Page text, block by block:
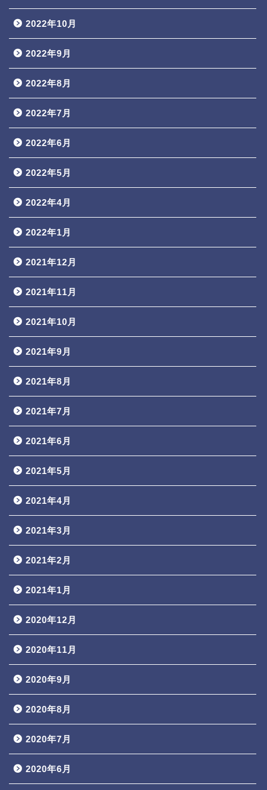
2022年10月
2022年9月
2022年8月
2022年7月
2022年6月
2022年5月
2022年4月
2022年1月
2021年12月
2021年11月
2021年10月
2021年9月
2021年8月
2021年7月
2021年6月
2021年5月
2021年4月
2021年3月
2021年2月
2021年1月
2020年12月
2020年11月
2020年9月
2020年8月
2020年7月
2020年6月